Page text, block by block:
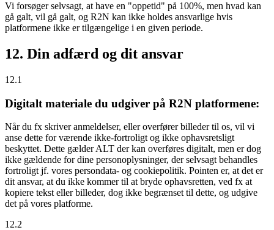
Vi forsøger selvsagt, at have en "oppetid" på 100%, men hvad kan
gå galt, vil gå galt, og R2N kan ikke holdes ansvarlige hvis
platformene ikke er tilgængelige i en given periode.
12. Din adfærd og dit ansvar
12.1
Digitalt materiale du udgiver på R2N platformene:
Når du fx skriver anmeldelser, eller overfører billeder til os, vil vi
anse dette for værende ikke-fortroligt og ikke ophavsretsligt
beskyttet. Dette gælder ALT der kan overføres digitalt, men er dog
ikke gældende for dine personoplysninger, der selvsagt behandles
fortroligt jf. vores persondata- og cookiepolitik. Pointen er, at det er
dit ansvar, at du ikke kommer til at bryde ophavsretten, ved fx at
kopiere tekst eller billeder, dog ikke begrænset til dette, og udgive
det på vores platforme.
12.2